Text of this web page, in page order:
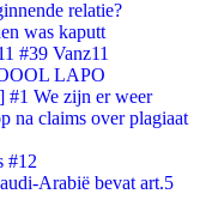
relatie?
was kaputt
#39 Vanz11
LAPO
#1 We zijn er weer
na claims over plagiaat
#12
Arabië bevat art.5